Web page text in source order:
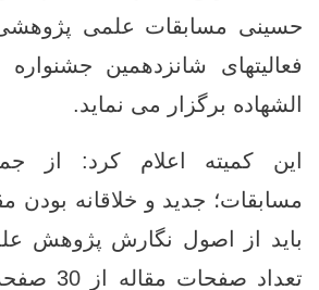
حسینی مسابقات علمی
فعالیتهای شانزدهمین جشنواره
الشهاده برگزار می نماید.
این کمیته اعلام کرد: از
مسابقات؛ جدید و خلاقانه بودن
باید از اصول نگارش پژوهش